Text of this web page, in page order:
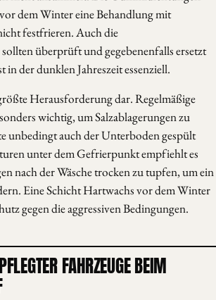
dem Winter eine Behandlung mit
festfrieren. Auch die
überprüft und gegebenenfalls ersetzt
in der dunklen Jahreszeit essenziell.
Herausforderung dar. Regelmäßige
wichtig, um Salzablagerungen zu
unbedingt auch der Unterboden gespült
unter dem Gefrierpunkt empfiehlt es
nach der Wäsche trocken zu tupfen, um ein
Eine Schicht Hartwachs vor dem Winter
gegen die aggressiven Bedingungen.
FAHRZEUGE BEIM